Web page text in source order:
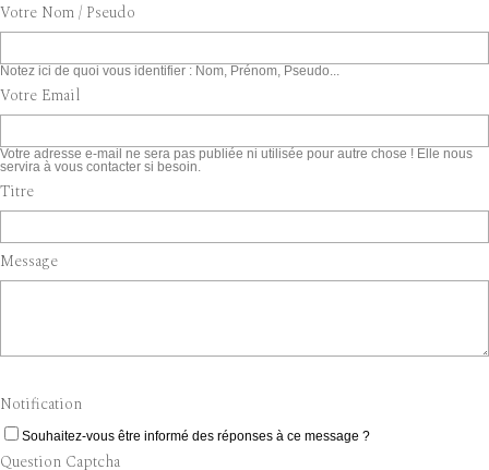
Votre Nom / Pseudo
Notez ici de quoi vous identifier : Nom, Prénom, Pseudo...
Votre Email
Votre adresse e-mail ne sera pas publiée ni utilisée pour autre chose ! Elle nous
servira à vous contacter si besoin.
Titre
Message
Notification
Souhaitez-vous être informé des réponses à ce message ?
Question Captcha